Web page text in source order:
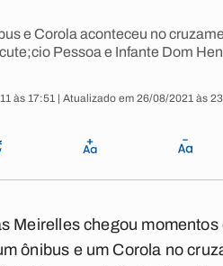
e Corola aconteceu no
Pessoa e Infante Dom
às 17:51 | Atualizado em 26/08/2021 às
Meirelles chegou momentos
ônibus e um Corola no